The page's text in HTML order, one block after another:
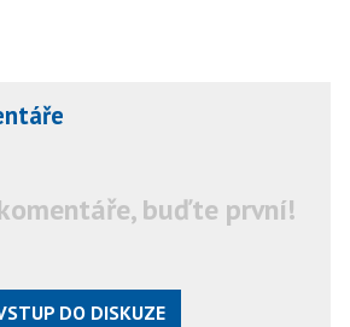
buďte první!
DO DISKUZE